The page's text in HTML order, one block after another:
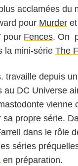
acclamées du
pour Murder
pour Fences. On
la mini-série The
travaille depuis
au DC Universe
vienne
sa propre série.
dans le rôle
séries
en préparation.